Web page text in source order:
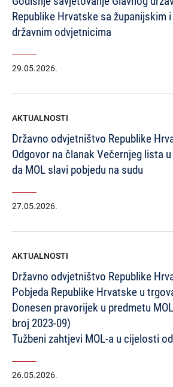
Republike Hrvatske sa županijskim
državnim odvjetnicima
29.05.2026.
AKTUALNOSTI
Državno odvjetništvo Republike
Odgovor na članak Večernjeg lista
da MOL slavi pobjedu na sudu
27.05.2026.
AKTUALNOSTI
Državno odvjetništvo Republike
Pobjeda Republike Hrvatske u
Donesen pravorijek u predmetu
broj 2023-09)
Tužbeni zahtjevi MOL-a u cijelosti
26.05.2026.